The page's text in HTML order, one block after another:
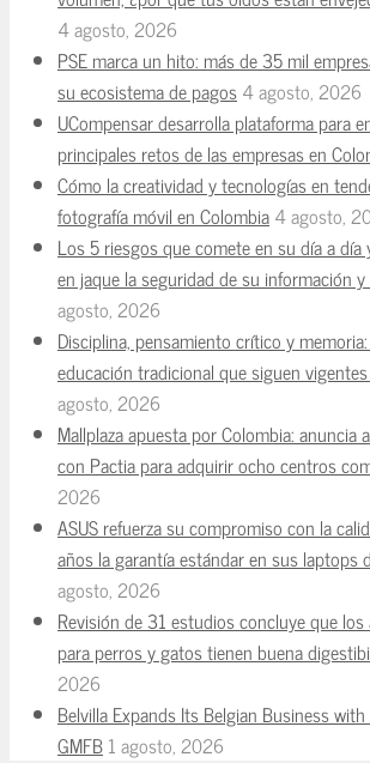
4 agosto, 2026
PSE marca un hito: más de 35 mil
su ecosistema de pagos4 agosto, 2026
UCompensar desarrolla plataforma para
principales retos de las empresas en
Cómo la creatividad y tecnologías en
fotografía móvil en Colombia4 agosto,
Los 5 riesgos que comete en su día a
en jaque la seguridad de su información
agosto, 2026
Disciplina, pensamiento crítico y
educación tradicional que siguen
agosto, 2026
Mallplaza apuesta por Colombia: anuncia
con Pactia para adquirir ocho centros
2026
ASUS refuerza su compromiso con la
años la garantía estándar en sus laptops
agosto, 2026
Revisión de 31 estudios concluye que
para perros y gatos tienen buena
2026
Belvilla Expands Its Belgian Business
GMFB1 agosto, 2026